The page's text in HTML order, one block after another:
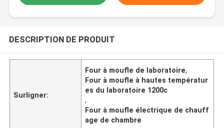
DESCRIPTION DE PRODUIT
Surligner:
Four à moufle de laboratoire,
Four à moufle à hautes températur
es du laboratoire 1200c
,
Four à moufle électrique de chauff
age de chambre